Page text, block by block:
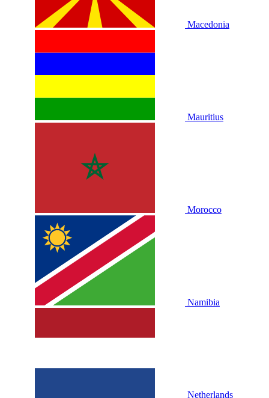
Macedonia
Mauritius
Morocco
Namibia
Netherlands